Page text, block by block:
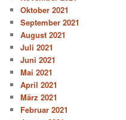
Oktober 2021
September 2021
August 2021
Juli 2021
Juni 2021
Mai 2021
April 2021
März 2021
Februar 2021